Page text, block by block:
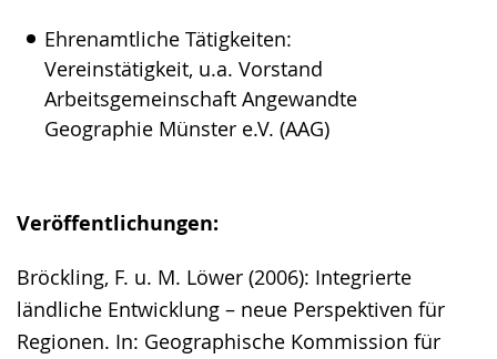
Ehrenamtliche Tätigkeiten:
Vereinstätigkeit, u.a. Vorstand
Arbeitsgemeinschaft Angewandte
Geographie Münster e.V. (AAG)
Veröffentlichungen:
Bröckling, F. u. M. Löwer (2006): Integrierte
ländliche Entwicklung – neue Perspektiven für
Regionen. In: Geographische Kommission für